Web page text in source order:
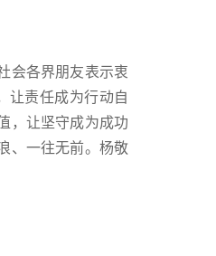
会各界朋友表示衷
让责任成为行动自
，让坚守成为成功
、一往无前。杨敬